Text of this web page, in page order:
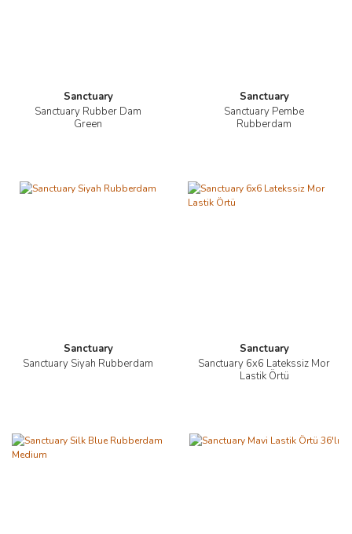
Sanctuary
Sanctuary Rubber Dam
Green
Sanctuary
Sanctuary Pembe
Rubberdam
Sanctuary
Sanctuary Siyah Rubberdam
Sanctuary
Sanctuary 6x6 Latekssiz Mor
Lastik Örtü